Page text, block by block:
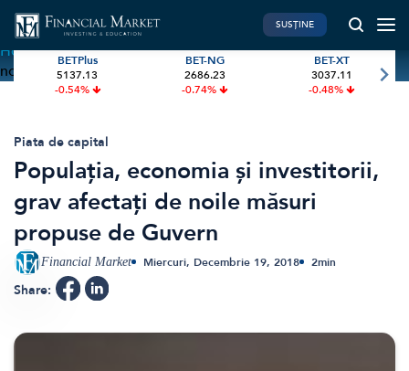
Home»Populația, economia și investitorii, grav afectați de
noile măsuri propuse de Guvern
PIATA DE CAPITAL
Investiții
International
BVB Recap
Bursa
Acțiunea Zilei
Brokeri
FINANTE PERSONALE
Pensie & taxe
Credite
Asigurari
Start-Up
FINTECH
SUSȚINE
BETPlus
5137.13
-0.54%
BET-NG
2686.23
-0.74%
BET-XT
3037.11
-0.48%
Piata de capital
Populația, economia și investitorii,
grav afectați de noile măsuri
propuse de Guvern
Financial Market Miercuri, Decembrie 19, 2018 2min
Share: